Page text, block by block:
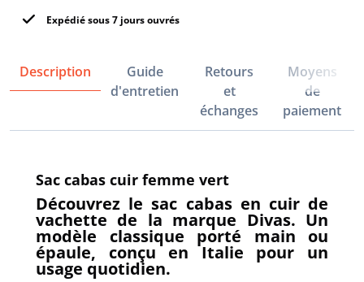
Expédié sous 7 jours ouvrés
Description
Guide
d'entretien
Retours
et
échanges
Moyens
de
paiement
Sac cabas cuir femme vert
Découvrez le sac cabas en cuir de
vachette de la marque Divas. Un
modèle classique porté main ou
épaule, conçu en Italie pour un
usage quotidien.